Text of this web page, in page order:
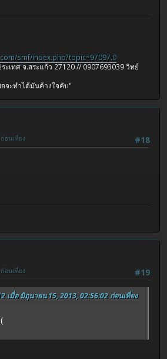
smf/index.php?topic=97097.0
เทศ จ.สระแก้ว 27120 // 0907693039 วิทย์
จะทำได้มันค้างใจคับ"
#18
อนเที่ยง
#19
อนเที่ยง
เมื่อ มิถุนายน 15, 2013, 02:56:02 ก่อนเที่ยง